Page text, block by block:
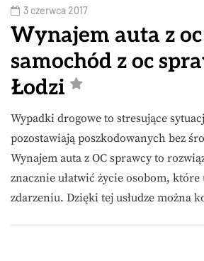
3 czerwca 2017
Wynajem auta z
samochód z oc
Łodzi
Wypadki drogowe to stresujące
pozostawiają poszkodowanych bez
Wynajem auta z OC sprawcy to
znacznie ułatwić życie osobom,
zdarzeniu. Dzięki tej usłudze można